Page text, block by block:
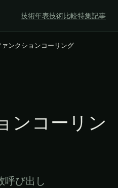
技術年表技術比較特集記事
ァンクションコーリング
ンコーリン
呼び出し